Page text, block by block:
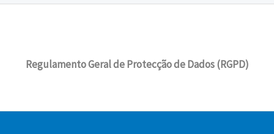
Regulamento Geral de Protecção de Dados (RGPD)